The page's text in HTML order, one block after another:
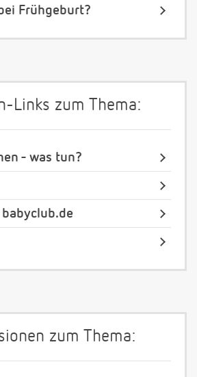
Frühgeburt?
Links zum Thema:
- was tun?
zum Thema: